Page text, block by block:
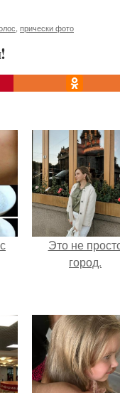
прически фото
Это не
город.